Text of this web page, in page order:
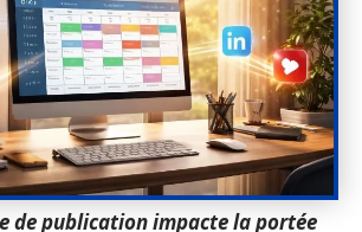
de publication impacte la portée